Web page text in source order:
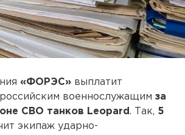
«ФОРЭС» выплатит
военнослужащим за
СВО танков Leopard . Так, 5
экипаж ударно-